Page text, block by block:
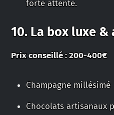
forte attente.
10. La box luxe &
Prix conseillé : 200-400€
Champagne millésimé
Chocolats artisanaux